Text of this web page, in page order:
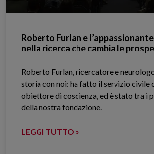
Roberto Furlan e
nella ricerca che cambia le
Roberto Furlan, ricercatore e
storia con noi: ha fatto il servizio civile
obiettore di coscienza, ed è stato tra i
della nostra fondazione.
LEGGI TUTTO »